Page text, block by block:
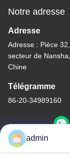
Notre adresse
Adresse
Adresse : Pièce
secteur de
Chine
Télégramme
86-20-34989160
admin